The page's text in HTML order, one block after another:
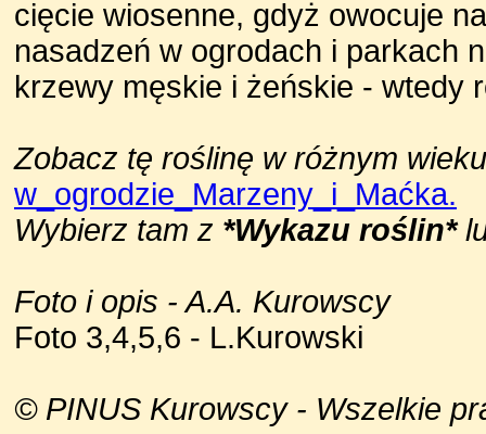
cięcie wiosenne, gdyż owocuje
nasadzeń w ogrodach i parkach
krzewy męskie i żeńskie - wtedy
Zobacz tę roślinę w różnym
w_ogrodzie_Marzeny_i_Maćka.
Wybierz tam z *Wykazu roślin*
Foto i opis - A.A. Kurowscy
Foto 3,4,5,6 - L.Kurowski
© PINUS Kurowscy - Wszelkie